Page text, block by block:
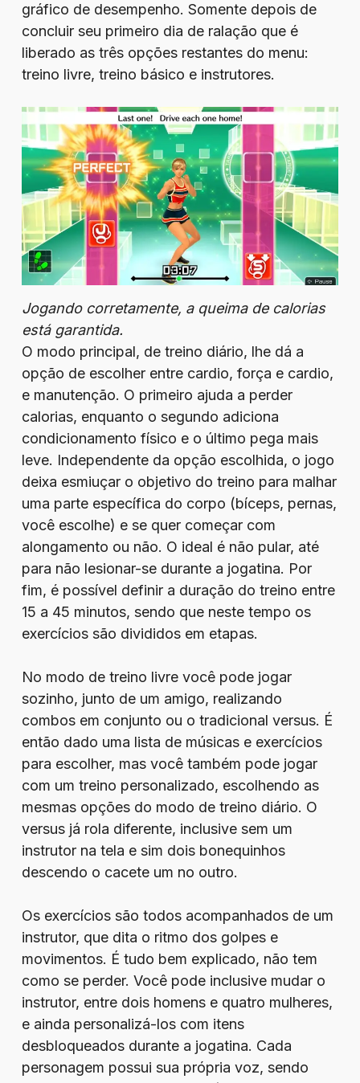
gráfico de desempenho. Somente depois de
concluir seu primeiro dia de ralação que é
liberado as três opções restantes do menu:
treino livre, treino básico e instrutores.
Jogando corretamente, a queima de calorias
está garantida.
O modo principal, de treino diário, lhe dá a
opção de escolher entre cardio, força e cardio,
e manutenção. O primeiro ajuda a perder
calorias, enquanto o segundo adiciona
condicionamento físico e o último pega mais
leve. Independente da opção escolhida, o jogo
deixa esmiuçar o objetivo do treino para malhar
uma parte específica do corpo (bíceps, pernas,
você escolhe) e se quer começar com
alongamento ou não. O ideal é não pular, até
para não lesionar-se durante a jogatina. Por
fim, é possível definir a duração do treino entre
15 a 45 minutos, sendo que neste tempo os
exercícios são divididos em etapas.
No modo de treino livre você pode jogar
sozinho, junto de um amigo, realizando
combos em conjunto ou o tradicional versus. É
então dado uma lista de músicas e exercícios
para escolher, mas você também pode jogar
com um treino personalizado, escolhendo as
mesmas opções do modo de treino diário. O
versus já rola diferente, inclusive sem um
instrutor na tela e sim dois bonequinhos
descendo o cacete um no outro.
Os exercícios são todos acompanhados de um
instrutor, que dita o ritmo dos golpes e
movimentos. É tudo bem explicado, não tem
como se perder. Você pode inclusive mudar o
instrutor, entre dois homens e quatro mulheres,
e ainda personalizá-los com itens
desbloqueados durante a jogatina. Cada
personagem possui sua própria voz, sendo